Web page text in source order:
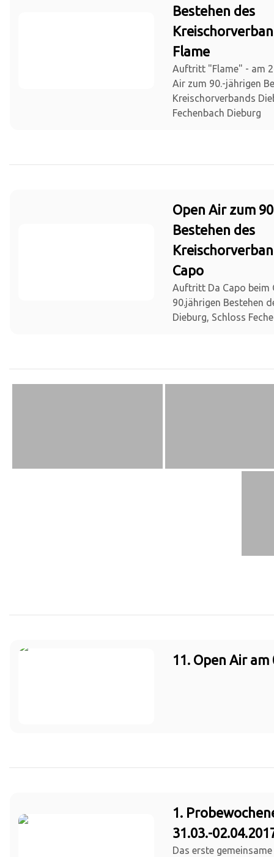
Bestehen des
Flame
Auftritt "Flame" - am
Air zum 90.-jährigen
Kreischorverbands
Fechenbach Dieburg
Open Air zum
Bestehen des
Capo
Auftritt Da Capo beim
90.jährigen Bestehen
Dieburg, Schloss
11. Open Air am
1.
31.03.-
Das erste